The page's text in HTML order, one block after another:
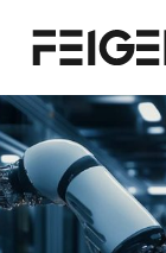
跳
过
内
容